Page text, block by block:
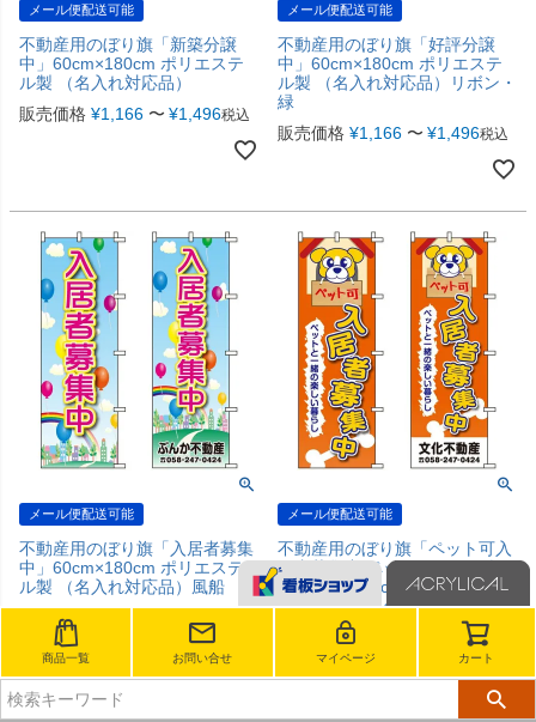
商品一覧 お問い合せ マイページ カート
メール便配送可能
不動産用のぼり旗「新築分譲
中」60cm×180cm ポリエステ
ル製 （名入れ対応品）
販売価格 ¥1,166 〜 ¥1,496税込
メール便配送可能
不動産用のぼり旗「好評分譲
中」60cm×180cm ポリエステ
ル製 （名入れ対応品）リボン・
緑
販売価格 ¥1,166 〜 ¥1,496税込
メール便配送可能
不動産用のぼり旗「入居者募集
中」60cm×180cm ポリエステ
ル製 （名入れ対応品）風船
販売価格
メール便配送可能
不動産用のぼり旗「ペット可入
居者募集中 ペットと一緒の楽し
い暮らし」60cm×180cm ポリ
エステル製 （名入れ対応品）
販売価格 ¥ 1,496税込